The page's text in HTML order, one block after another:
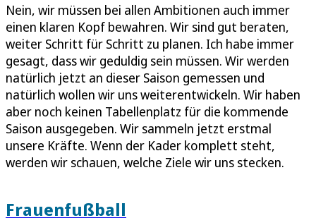
Nein, wir müssen bei allen Ambitionen auch immer
einen klaren Kopf bewahren. Wir sind gut beraten,
weiter Schritt für Schritt zu planen. Ich habe immer
gesagt, dass wir geduldig sein müssen. Wir werden
natürlich jetzt an dieser Saison gemessen und
natürlich wollen wir uns weiterentwickeln. Wir haben
aber noch keinen Tabellenplatz für die kommende
Saison ausgegeben. Wir sammeln jetzt erstmal
unsere Kräfte. Wenn der Kader komplett steht,
werden wir schauen, welche Ziele wir uns stecken.
Frauenfußball